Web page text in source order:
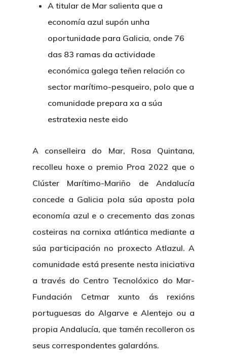
A titular de Mar salienta que a
economía azul supón unha
oportunidade para Galicia, onde 76
das 83 ramas da actividade
económica galega teñen relación co
sector marítimo-pesqueiro, polo que a
comunidade prepara xa a súa
estratexia neste eido
A conselleira do Mar, Rosa Quintana,
recolleu hoxe o premio Proa 2022 que o
Clúster Marítimo-Mariño de Andalucía
concede a Galicia pola súa aposta pola
economía azul e o crecemento das zonas
costeiras na cornixa atlántica mediante a
súa participación no proxecto Atlazul. A
comunidade está presente nesta iniciativa
a través do Centro Tecnolóxico do Mar-
Fundación Cetmar xunto ás rexións
portuguesas do Algarve e Alentejo ou a
propia Andalucía, que tamén recolleron os
seus correspondentes galardóns.